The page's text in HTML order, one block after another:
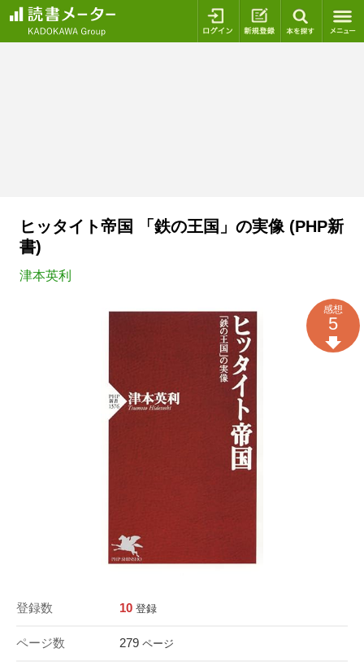
ログイン 新規登録
ヒッタイト帝国 「鉄の王国」の実像 (PHP新
書)
津本英利
登録数 10 登録
ページ数 279 ページ
感想
5